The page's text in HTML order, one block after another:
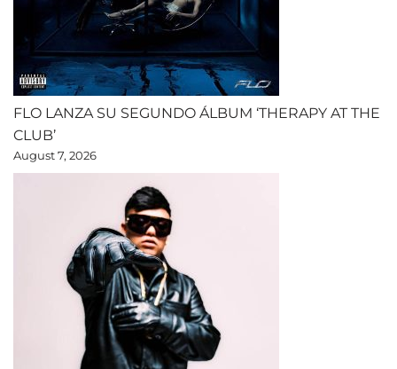
FLO LANZA SU SEGUNDO ÁLBUM ‘THERAPY AT THE
CLUB’
August 7, 2026